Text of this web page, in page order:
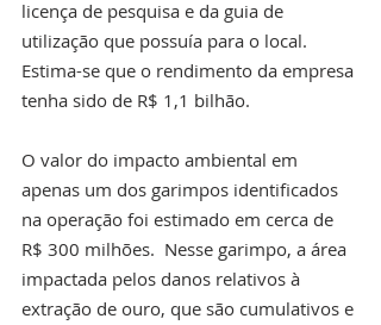
licença de pesquisa e da guia de
utilização que possuía para o local.
Estima-se que o rendimento da empresa
tenha sido de R$ 1,1 bilhão.
O valor do impacto ambiental em
apenas um dos garimpos identificados
na operação foi estimado em cerca de
R$ 300 milhões.  Nesse garimpo, a área
impactada pelos danos relativos à
extração de ouro, que são cumulativos e